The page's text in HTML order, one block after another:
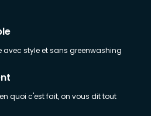
avec style et sans greenwashing
quoi c'est fait, on vous dit tout